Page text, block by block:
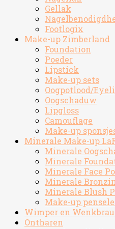
Gellak
Footlogix
Make-up Zimberland
Foundation
Poeder
Lipstick
Make-up sets
Oogpotlood/
Oogschaduw
Lipgloss
Camouflage
Make-up
Minerale Make-up
Minerale
Minerale
Minerale Face
Minerale
Minerale Blush
Make-up
Wimper en
Ontharen